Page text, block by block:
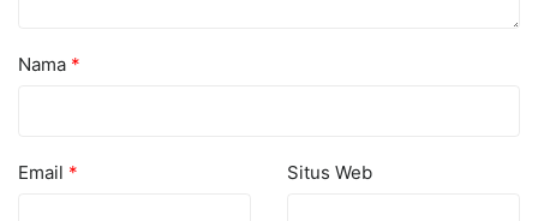
Nama *
Email * Situs Web